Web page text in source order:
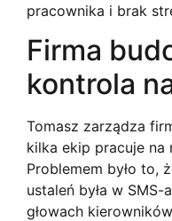
pracownika i brak
Firma
kontrola
Tomasz zarządza
kilka ekip pracuje na
Problemem było to,
ustaleń była w
głowach